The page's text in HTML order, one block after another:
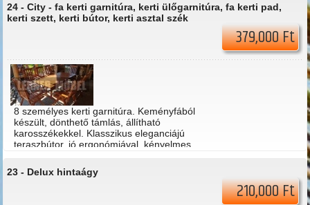
24 -City - fa kerti garnitúra, kerti ülőgarnitúra, fa kerti pad,
kerti szett, kerti bútor, kerti asztal szék
379,000 Ft
8 személyes kerti garnitúra. Keményfából
készült, dönthető támlás, állítható
karosszékekkel. Klasszikus eleganciájú
teraszbútor, jó ergonómiával, kényelmes,
23 - Delux hintaágy
210,000 Ft